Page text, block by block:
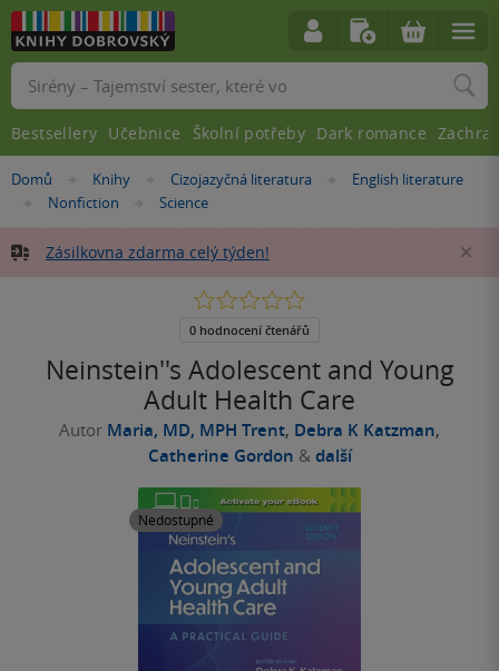
Nacházíte
Domů »Knihy »Cizojazyčná literatura »
English literature
»
Nonfiction »
Science
Zásilkovna zdarma celý týden!
Neinstein''s Adolescent and Young
Adult Health Care
Autor Maria, MD, MPH Trent, Debra K Katzman,
Catherine Gordon & další
Nedostupné
0.0
5
0 hodnocení čtenářů
Vyhledávání
Bestsellery Učebnice Školní potřeby Dark romance